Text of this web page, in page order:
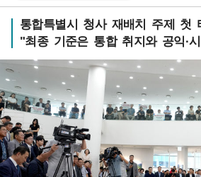
통합특별시 청사 재배치 주제 첫
"최종 기준은 통합 취지와 공익·